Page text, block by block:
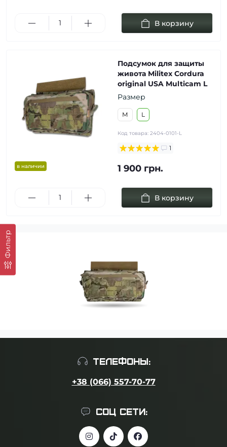
Фильтр
В корзину
в наличии
Подсумок для защиты
живота Militex Cordura
original USA Multicam L
Размер
М L
Код товара: 2404-0101-L
1
1 900 грн.
В корзину
ТЕЛЕФОНЫ:
+38 (066) 557-70-77
СОЦ СЕТИ: